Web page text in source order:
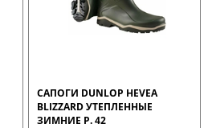
САПОГИ DUNLOP HEVEA
BLIZZARD УТЕПЛЕННЫЕ
ЗИМНИЕ Р. 42